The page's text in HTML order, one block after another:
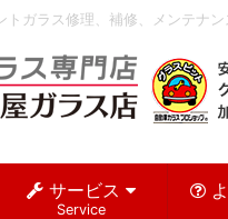
トガラス修理、補修、メンテナ
サービス
Service